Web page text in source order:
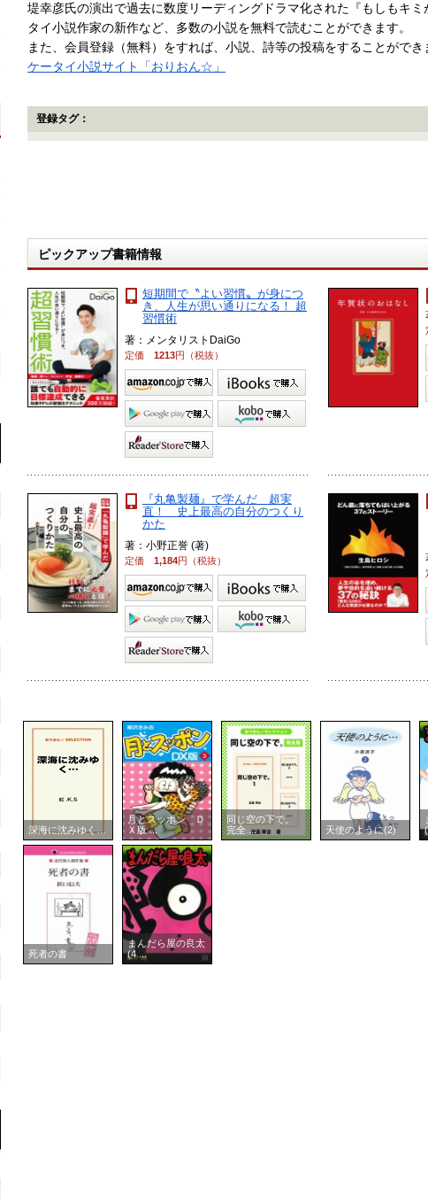
堤幸彦氏の演出で過去に数度リーディングドラマ化された『もしもキ
タイ小説作家の新作など、多数の小説を無料で読むことができます。
また、会員登録（無料）をすれば、小説、詩等の投稿をすることができ
ケータイ小説サイト「おりおん☆」
登録タグ：
ピックアップ書籍情報
短期間で〝よい習慣〟が身につ
き、人生が思い通りになる！ 超
習慣術
著：メンタリストDaiGo
定価 1213円（税抜）
『丸亀製麺』で学んだ 超実
直！ 史上最高の自分のつくり
かた
著：小野正誉 (著)
定価 1,184円（税抜）
深海に沈みゆく…
月とスッポン Ｄ
Ｘ版 ...
同じ空の下で。
完全 ...
天使のように(2)
死者の書
まんだら屋の良太
(4 ...